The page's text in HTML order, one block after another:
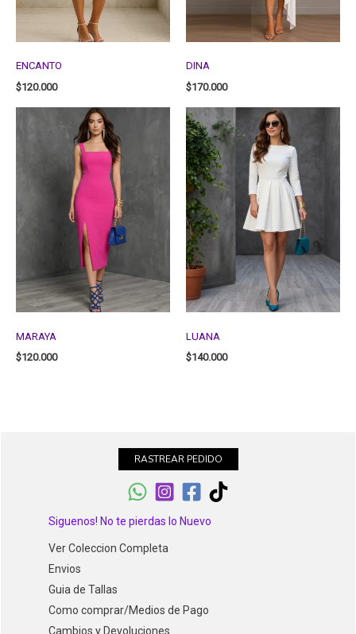
ENCANTO
$120.000
DINA
$170.000
MARAYA
$120.000
LUANA
$140.000
RASTREAR PEDIDO
Siguenos! No te pierdas lo Nuevo
Ver Coleccion Completa
Envios
Guia de Tallas
Como comprar/Medios de Pago
Cambios y Devoluciones